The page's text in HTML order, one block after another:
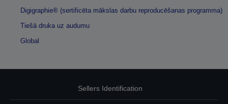
Digigraphie® (sertificēta mākslas darbu reproducēšanas programma)
Tiešā druka uz audumu
Global
Sellers Identification